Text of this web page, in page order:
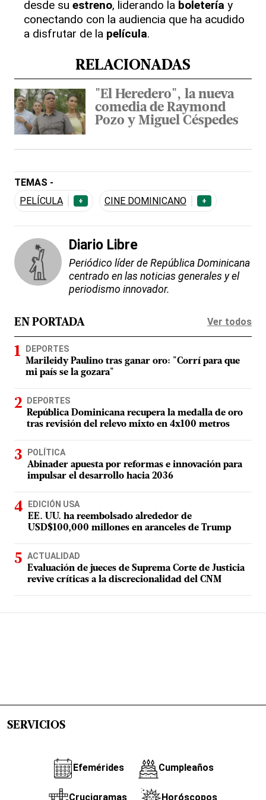
desde su estreno, liderando la boletería y
conectando con la audiencia que ha acudido
a disfrutar de la película.
RELACIONADAS
"El Heredero", la nueva
comedia de Raymond
Pozo y Miguel Céspedes
TEMAS -
PELÍCULA
+ CINE DOMINICANO +
Diario Libre
Periódico líder de República Dominicana
centrado en las noticias generales y el
periodismo innovador.
EN PORTADA Ver todos
DEPORTES
Marileidy Paulino tras ganar oro: "Corrí para que
mi país se la gozara"
DEPORTES
República Dominicana recupera la medalla de oro
tras revisión del relevo mixto en 4x100 metros
POLÍTICA
Abinader apuesta por reformas e innovación para
impulsar el desarrollo hacia 2036
EDICIÓN USA
EE. UU. ha reembolsado alrededor de
USD$100,000 millones en aranceles de Trump
ACTUALIDAD
Evaluación de jueces de Suprema Corte de Justicia
revive críticas a la discrecionalidad del CNM
SERVICIOS
Efemérides Cumpleaños
Crucigramas Horóscopos